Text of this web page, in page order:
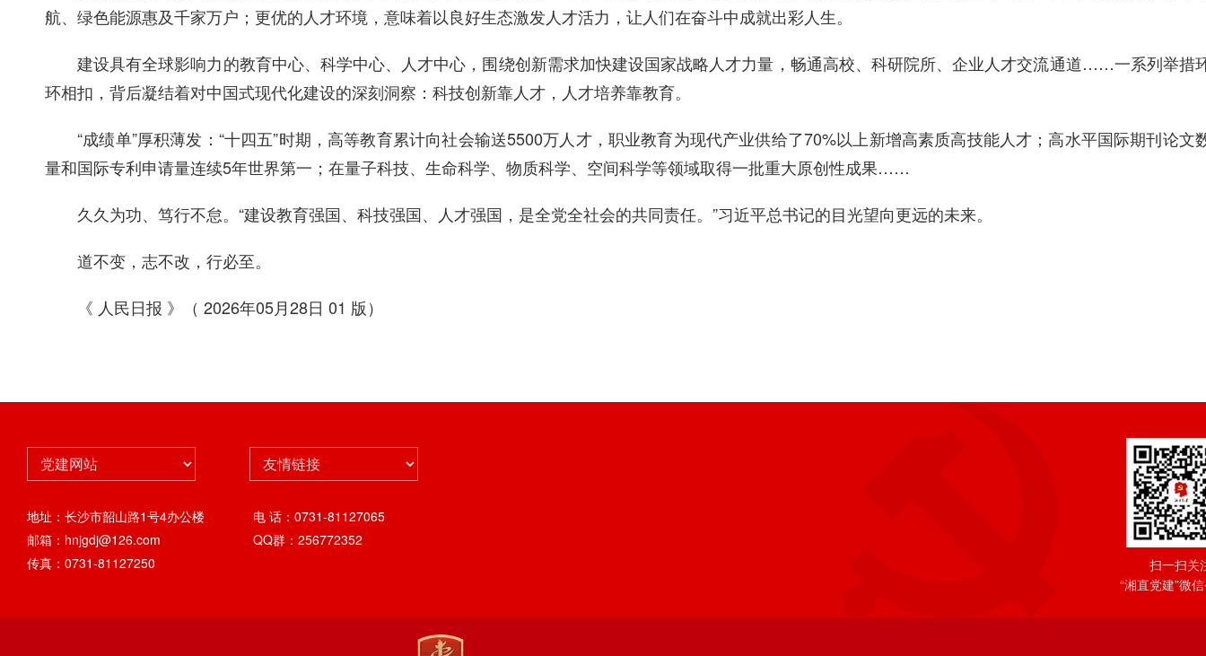
航、绿色能源惠及千家万户；更优的人才环境，意味着以良好生态激发人才活力，让人们在奋斗中成就出彩人生。
建设具有全球影响力的教育中心、科学中心、人才中心，围绕创新需求加快建设国家战略人才力量，畅通高校、科研院所、企业人才交流通道……一系列举措
环相扣，背后凝结着对中国式现代化建设的深刻洞察：科技创新靠人才，人才培养靠教育。
“成绩单”厚积薄发：“十四五”时期，高等教育累计向社会输送5500万人才，职业教育为现代产业供给了70%以上新增高素质高技能人才；高水平国际期刊论文
量和国际专利申请量连续5年世界第一；在量子科技、生命科学、物质科学、空间科学等领域取得一批重大原创性成果……
久久为功、笃行不怠。“建设教育强国、科技强国、人才强国，是全党全社会的共同责任。”习近平总书记的目光望向更远的未来。
道不变，志不改，行必至。
《 人民日报 》（ 2026年05月28日 01 版）
地址：长沙市韶山路1号4办公楼
电 话：0731-81127065
邮箱：hnjgdj@126.com
QQ群：256772352
传真：0731-81127250
扫一扫关
“湘直党建”微